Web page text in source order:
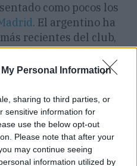
Personal Information
sharing to third parties, or
sensitive information for
use the below opt-out
Please note that after your
may continue seeing
information utilized by
como pocos los
. El argentino ha
recientes del club,
LaLiga 2020-21, y
baja difícil de
sino también
ha sido uno de sus
jugador moldeado a su
adiós marcará el fin de